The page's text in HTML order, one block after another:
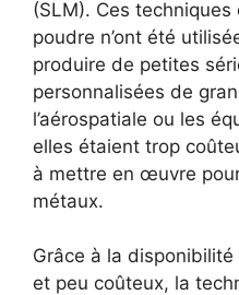
(SLM). Ces
poudre n’ont été
produire de petites
personnalisées de
l’aérospatiale ou les
elles étaient trop
à mettre en œuvre
métaux.
Grâce à la
et peu coûteux, la